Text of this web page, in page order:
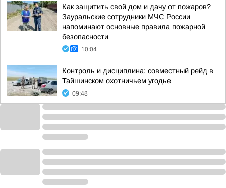
Как защитить свой дом и дачу от пожаров?
Зауральские сотрудники МЧС России
напоминают основные правила пожарной
безопасности
10:04
Контроль и дисциплина: совместный рейд в
Тайшинском охотничьем угодье
09:48